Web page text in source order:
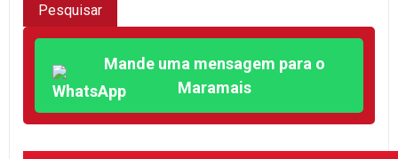
Mande uma mensagem para o
Maramais